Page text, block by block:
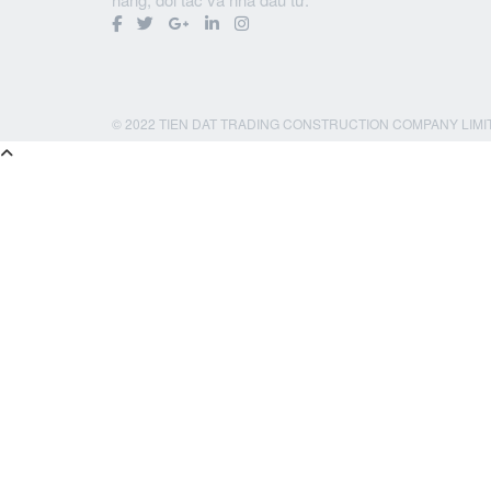
© 2022 TIEN DAT TRADING CONSTRUCTION COMPANY